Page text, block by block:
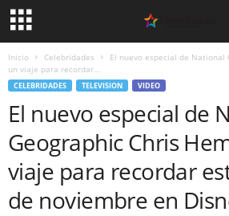
Inicio Celebridades
El nuevo especial de National
un viaje para recordar...
CELEBRIDADES TELEVISION VIDEO
El nuevo especial de
Geographic Chris
viaje para recordar
de noviembre en